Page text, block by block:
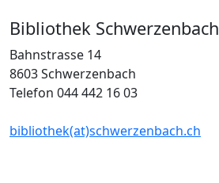
Bibliothek Schwerzenbach
Bahnstrasse 14
8603 Schwerzenbach
Telefon 044 442 16 03
bibliothek(at)schwerzenbach.ch